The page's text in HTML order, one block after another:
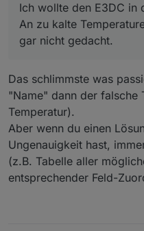
@ujok sagte in
GitHub:
Ich wollte den
An zu kalte
nicht gedacht.
Ich wollte den E3DC in
An zu kalte
gar nicht gedacht.
Das schlimmste was
"Name" dann der falsche
Temperatur).
Aber wenn du einen
Ungenauigkeit hast,
(z.B. Tabelle aller
entsprechender Feld-